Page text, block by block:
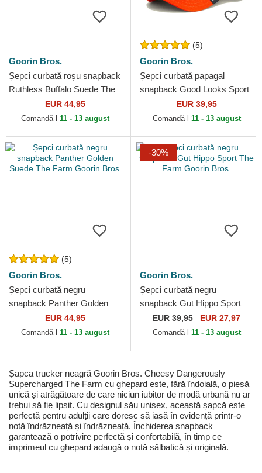
Goorin Bros.
Șepci curbată roșu snapback
Ruthless Buffalo Suede The
Farm Goorin Bros.
EUR 44,95
Comandă-l 11 - 13 august
(5)
Goorin Bros.
Șepci curbată papagal
snapback Good Looks Sport
The Farm Goorin Bros.
EUR 39,95
Comandă-l 11 - 13 august
(5)
Goorin Bros.
Șepci curbată negru
snapback Panther Golden
Suede The Farm Goorin
Bros.
EUR 44,95
Comandă-l 11 - 13 august
-30%
Goorin Bros.
Șepci curbată negru
snapback Gut Hippo Sport
The Farm Goorin Bros.
EUR 39,95 EUR 27,97
Comandă-l 11 - 13 august
Șapca trucker neagră Goorin Bros. Cheesy Dangerously
Supercharged The Farm cu ghepard este, fără îndoială, o piesă
unică și atrăgătoare de care niciun iubitor de modă urbană nu ar
trebui să fie lipsit. Cu designul său unisex, această șapcă este
perfectă pentru adulții care doresc să iasă în evidență printr-o
notă îndrăzneață și îndrăzneață. Închiderea snapback
garantează o potrivire perfectă și confortabilă, în timp ce
imprimeul cu ghepard adaugă o notă sălbatică și originală.